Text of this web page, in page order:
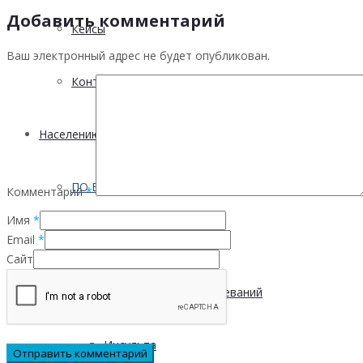
Кейсы
Контактная информация
Населению
ПО ВОПРОСАМ ПРЕОДОЛЕНИЯ КРИЗИСНЫХ
Инфекционных заболеваний
Инсульта
Добавить комментарий
Ваш электронный адрес не будет опубликован.
Комментарий*
Имя *
Email *
Сайт